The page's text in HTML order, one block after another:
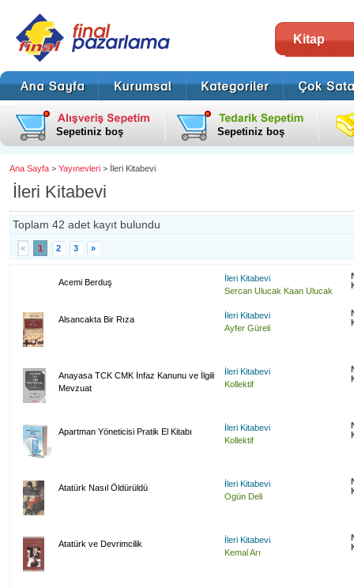
Kitap
Sepetiniz boş Sepetiniz boş
Ana Sayfa > Yayınevleri > İleri Kitabevi
İleri Kitabevi
Toplam 42 adet kayıt bulundu
« 1 2 3 »
Acemi Berduş
İleri Kitabevi
Sercan Ulucak Kaan Ulucak
Alsancakta Bir Rıza
İleri Kitabevi
Ayfer Güreli
Anayasa TCK CMK İnfaz Kanunu ve İlgili
Mevzuat
İleri Kitabevi
Kollektif
Apartman Yöneticisi Pratik El Kitabı
İleri Kitabevi
Kollektif
Atatürk Nasıl Öldürüldü
İleri Kitabevi
Ogün Deli
Atatürk ve Devrimcilik
İleri Kitabevi
Kemal Arı